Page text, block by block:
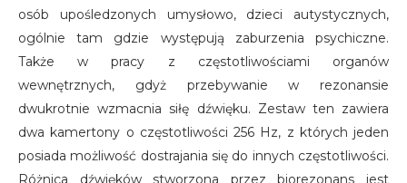
osób upośledzonych umysłowo, dzieci autystycznych,
ogólnie tam gdzie występują zaburzenia psychiczne.
Także w pracy z częstotliwościami organów
wewnętrznych, gdyż przebywanie w rezonansie
dwukrotnie wzmacnia siłę dźwięku. Zestaw ten zawiera
dwa kamertony o częstotliwości 256 Hz, z których jeden
posiada możliwość dostrajania się do innych częstotliwości.
Różnica dźwięków stworzona przez biorezonans jest